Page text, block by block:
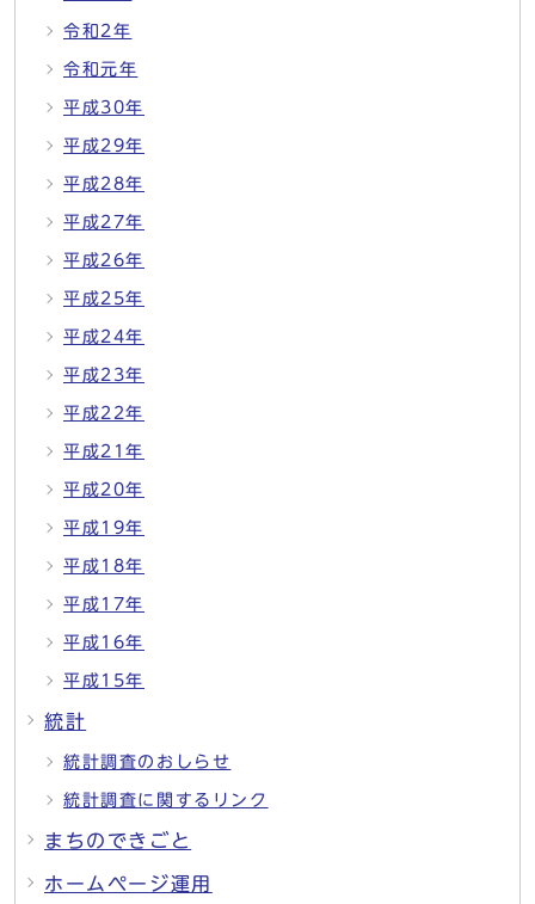
令和2年
令和元年
平成30年
平成29年
平成28年
平成27年
平成26年
平成25年
平成24年
平成23年
平成22年
平成21年
平成20年
平成19年
平成18年
平成17年
平成16年
平成15年
統計
統計調査のおしらせ
統計調査に関するリンク
まちのできごと
ホームページ運用